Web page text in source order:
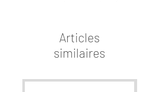
Articles
similaires